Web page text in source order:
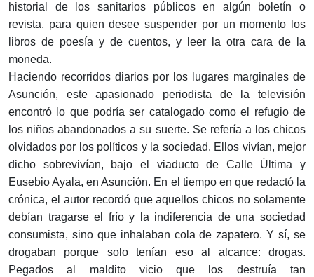
historial de los sanitarios públicos en algún boletín o
revista, para quien desee suspender por un momento los
libros de poesía y de cuentos, y leer la otra cara de la
moneda.
Haciendo recorridos diarios por los lugares marginales de
Asunción, este apasionado periodista de la televisión
encontró lo que podría ser catalogado como el refugio de
los niños abandonados a su suerte. Se refería a los chicos
olvidados por los políticos y la sociedad. Ellos vivían, mejor
dicho sobrevivían, bajo el viaducto de Calle Última y
Eusebio Ayala, en Asunción. En el tiempo en que redactó la
crónica, el autor recordó que aquellos chicos no solamente
debían tragarse el frío y la indiferencia de una sociedad
consumista, sino que inhalaban cola de zapatero. Y sí, se
drogaban porque solo tenían eso al alcance: drogas.
Pegados al maldito vicio que los destruía tan